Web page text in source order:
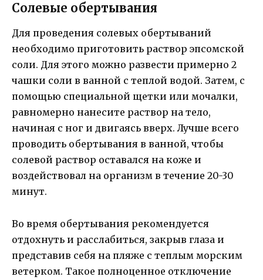
Солевые обертывания
Для проведения солевых обертываний
необходимо приготовить раствор эпсомской
соли. Для этого можно развести примерно 2
чашки соли в ванной с теплой водой. Затем, с
помощью специальной щетки или мочалки,
равномерно нанесите раствор на тело,
начиная с ног и двигаясь вверх. Лучше всего
проводить обертывания в ванной, чтобы
солевой раствор оставался на коже и
воздействовал на организм в течение 20-30
минут.
Во время обертывания рекомендуется
отдохнуть и расслабиться, закрыв глаза и
представив себя на пляже с теплым морским
ветерком. Такое полноценное отключение